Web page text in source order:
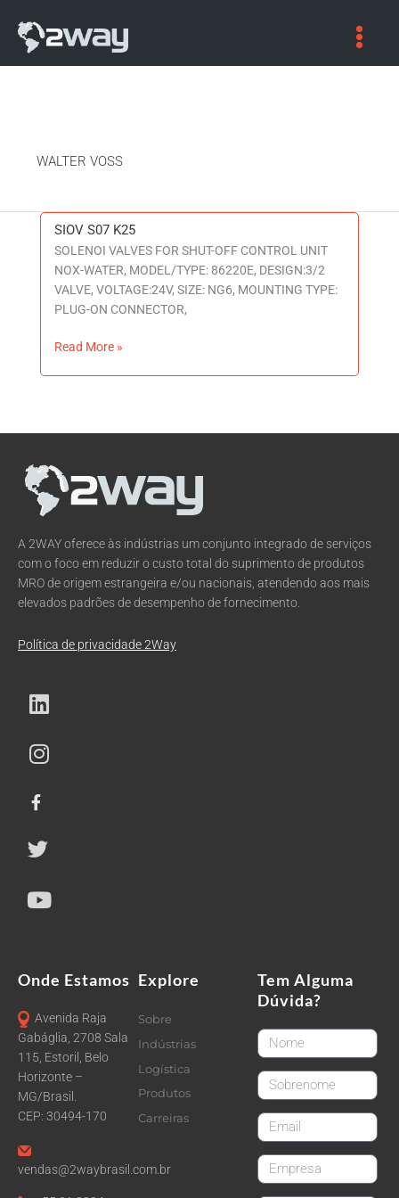
WALTER VOSS
SIOV S07 K25
SOLENOI VALVES FOR SHUT-OFF CONTROL UNIT
NOX-WATER, MODEL/TYPE: 86220E, DESIGN:3/2
VALVE, VOLTAGE:24V, SIZE: NG6, MOUNTING TYPE:
PLUG-ON CONNECTOR,
SIOV
S07
K25
Read More »
A 2WAY oferece às indústrias um conjunto integrado de serviços
com o foco em reduzir o custo total do suprimento de produtos
MRO de origem estrangeira e/ou nacionais, atendendo aos mais
elevados padrões de desempenho de fornecimento.
Política de privacidade 2Way
Onde Estamos
Avenida Raja
Gabáglia, 2708 Sala
115, Estoril, Belo
Horizonte –
MG/Brasil.
CEP: 30494-170
vendas@2waybrasil.com.br
Explore
Sobre
Indústrias
Logística
Produtos
Carreiras
Tem Alguma
Dúvida?
FirstName
LastName
email
CompanyName